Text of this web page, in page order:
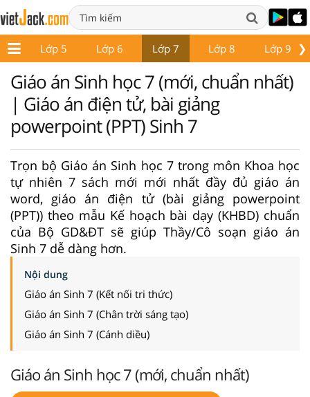
❯
4 Lớp 5 Lớp 6 Lớp 7 Lớp 8 Lớp 9
Giáo án Sinh học 7 (mới, chuẩn nhất)
| Giáo án điện tử, bài giảng
powerpoint (PPT) Sinh 7
Trọn bộ Giáo án Sinh học 7 trong môn Khoa học
tự nhiên 7 sách mới mới nhất đầy đủ giáo án
word, giáo án điện tử (bài giảng powerpoint
(PPT)) theo mẫu Kế hoạch bài dạy (KHBD) chuẩn
của Bộ GD&ĐT sẽ giúp Thầy/Cô soạn giáo án
Sinh 7 dễ dàng hơn.
Nội dung
Giáo án Sinh 7 (Kết nối tri thức)
Giáo án Sinh 7 (Chân trời sáng tạo)
Giáo án Sinh 7 (Cánh diều)
Giáo án Sinh học 7 (mới, chuẩn nhất)